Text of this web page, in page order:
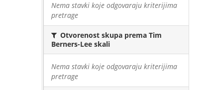
Nema stavki koje odgovaraju kriterijima
pretrage
Otvorenost skupa prema Tim
Berners-Lee skali
Nema stavki koje odgovaraju kriterijima
pretrage